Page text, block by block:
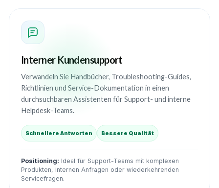
Interner Kundensupport
Verwandeln Sie Handbücher, Troubleshooting-Guides,
Richtlinien und Service-Dokumentation in einen
durchsuchbaren Assistenten für Support- und interne
Helpdesk-Teams.
Schnellere Antworten Bessere Qualität
Positioning: Ideal für Support-Teams mit komplexen
Produkten, internen Anfragen oder wiederkehrenden
Servicefragen.